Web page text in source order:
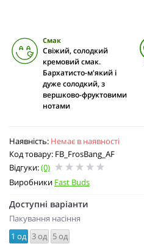
Наявність: Немає в наявності
Код товару: FB_FrosBang_AF
Відгуки:(0)
Виробники Fast Buds
Смак
Свіжий, солодкий
кремовий смак.
Бархатисто-м'який і
дуже солодкий, з
вершково-фруктовими
нотами
Доступні варіанти
Пакування насіння
1 од 3 од 5 од